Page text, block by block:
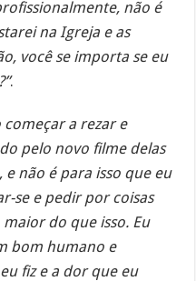
não é
na Igreja e as
você se importa se eu
.
começar a rezar e
pelo novo filme delas
não é para isso que eu
se e pedir por coisas
do que isso. Eu
bom humano e
fiz e a dor que eu